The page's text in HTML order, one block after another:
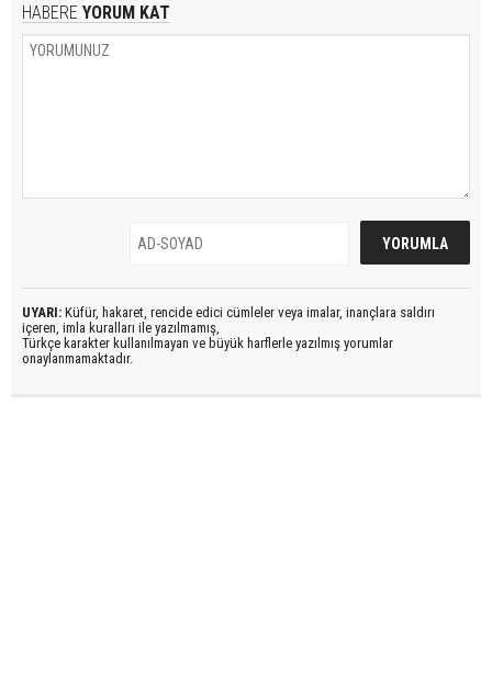
HABERE YORUM KAT
UYARI: Küfür, hakaret, rencide edici cümleler veya imalar, inançlara saldırı
içeren, imla kuralları ile yazılmamış,
Türkçe karakter kullanılmayan ve büyük harflerle yazılmış yorumlar
onaylanmamaktadır.